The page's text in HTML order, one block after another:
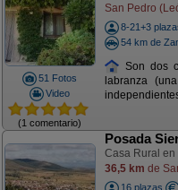
51 Fotos
Video
(1 comentario)
San Pedro
8-21+3
54 km de
Son dos
labranza
Posada
Casa Rural en
36,5 km de
16 plazas